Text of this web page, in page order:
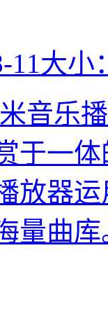
11大小
音乐
于一
放器
量曲库